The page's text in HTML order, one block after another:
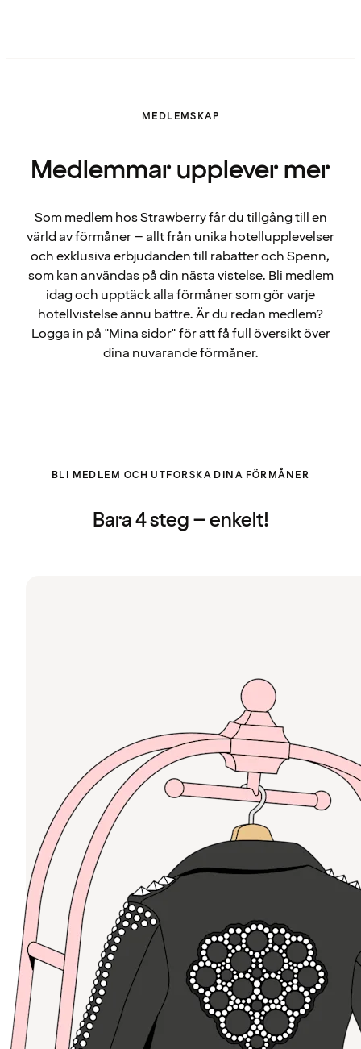
MEDLEMSKAP
Medlemmar upplever mer
Som medlem hos Strawberry får du tillgång till en
värld av förmåner – allt från unika hotellupplevelser
och exklusiva erbjudanden till rabatter och Spenn,
som kan användas på din nästa vistelse. Bli medlem
idag och upptäck alla förmåner som gör varje
hotellvistelse ännu bättre. Är du redan medlem?
Logga in på "Mina sidor" för att få full översikt över
dina nuvarande förmåner.
BLI MEDLEM OCH UTFORSKA DINA FÖRMÅNER
Bara 4 steg – enkelt!